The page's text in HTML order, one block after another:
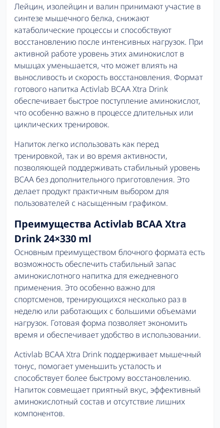
Лейцин, изолейцин и валин принимают участие в
синтезе мышечного белка, снижают
катаболические процессы и способствуют
восстановлению после интенсивных нагрузок. При
активной работе уровень этих аминокислот в
мышцах уменьшается, что может влиять на
выносливость и скорость восстановления. Формат
готового напитка Activlab BCAA Xtra Drink
обеспечивает быстрое поступление аминокислот,
что особенно важно в процессе длительных или
циклических тренировок.
Напиток легко использовать как перед
тренировкой, так и во время активности,
позволяющей поддерживать стабильный уровень
BCAA без дополнительного приготовления. Это
делает продукт практичным выбором для
пользователей с насыщенным графиком.
Преимущества Activlab BCAA Xtra
Drink 24×330 ml
Основным преимуществом блочного формата есть
возможность обеспечить стабильный запас
аминокислотного напитка для ежедневного
применения. Это особенно важно для
спортсменов, тренирующихся несколько раз в
неделю или работающих с большими объемами
нагрузок. Готовая форма позволяет экономить
время и обеспечивает удобство в использовании.
Activlab BCAA Xtra Drink поддерживает мышечный
тонус, помогает уменьшить усталость и
способствует более быстрому восстановлению.
Напиток совмещает приятный вкус, эффективный
аминокислотный состав и отсутствие лишних
компонентов.